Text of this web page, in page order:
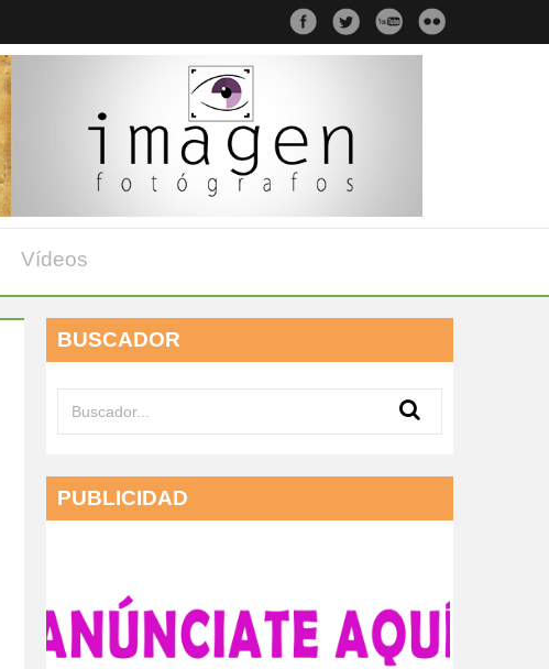
Vídeos
BUSCADOR
PUBLICIDAD